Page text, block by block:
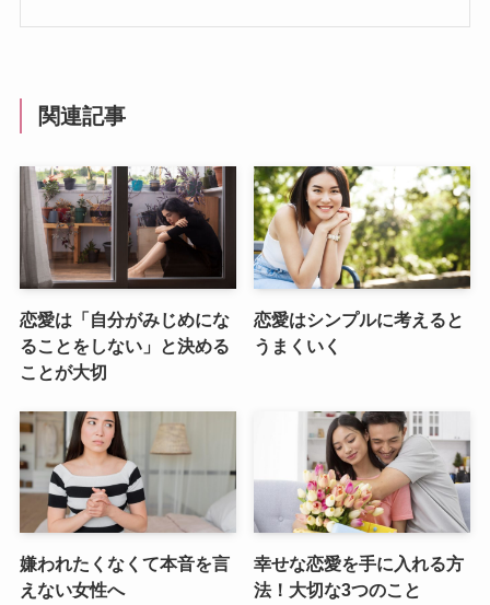
関連記事
恋愛は「自分がみじめにな
ることをしない」と決める
ことが大切
恋愛はシンプルに考えると
うまくいく
嫌われたくなくて本音を言
えない女性へ
幸せな恋愛を手に入れる方
法！大切な3つのこと